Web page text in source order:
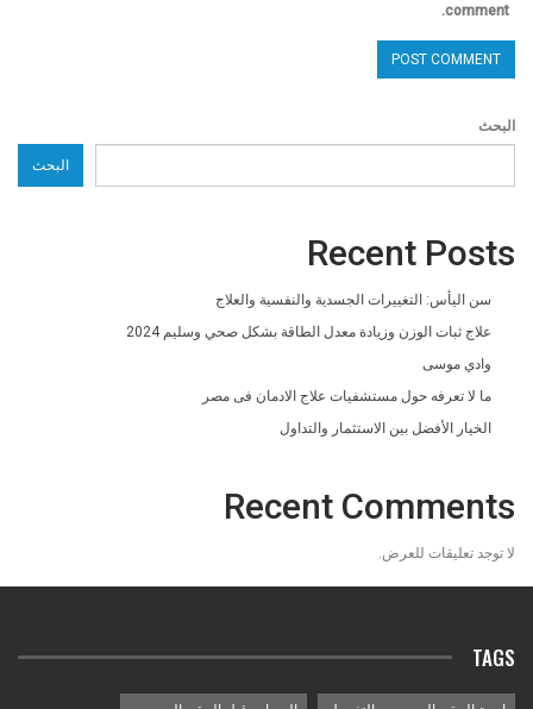
comment.
البحث
البحث
Recent Posts
سن اليأس: التغييرات الجسدية والنفسية والعلاج
علاج ثبات الوزن وزيادة معدل الطاقة بشكل صحي وسليم 2024
وادي موسى
ما لا تعرفه حول مستشفيات علاج الادمان فى مصر
الخيار الأفضل بين الاستثمار والتداول
Recent Comments
لا توجد تعليقات للعرض.
TAGS